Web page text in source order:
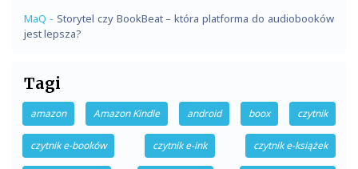
MaQ - Storytel czy BookBeat – która platforma do audiobooków
jest lepsza?
Tagi
amazon Amazon Kindle android boox czytnik
czytnik e-booków czytnik e-ink czytnik e-książek